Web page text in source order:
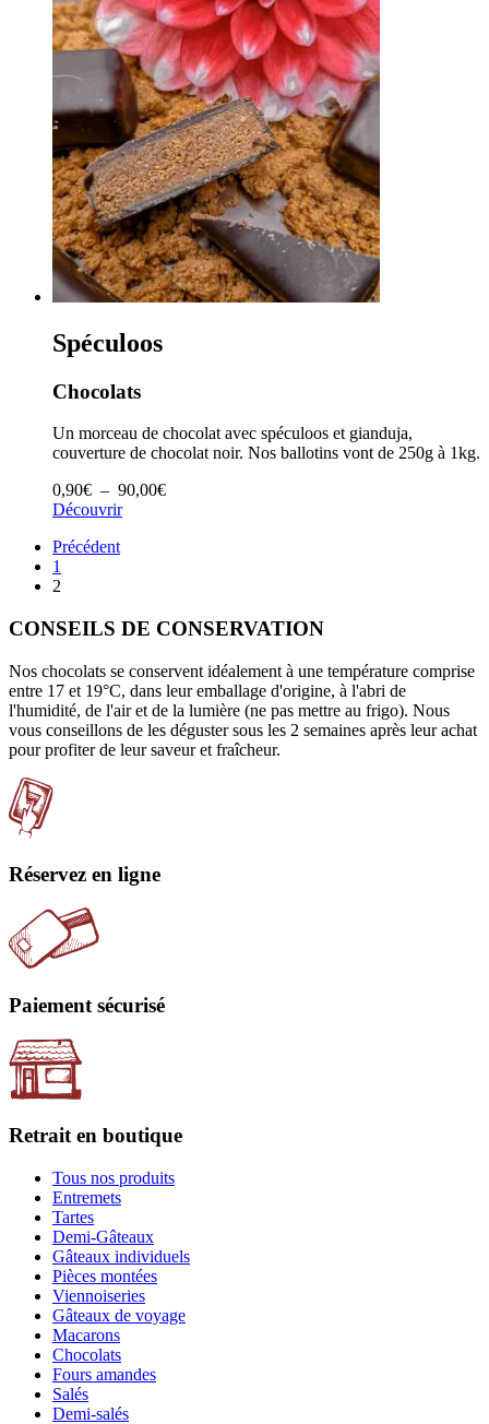
à
90,00€
Spéculoos
Chocolats
Un morceau de chocolat avec spéculoos et gianduja,
couverture de chocolat noir. Nos ballotins vont de 250g à 1kg.
0,90€ – 90,00€Plage
Découvrir
Précédent
1
2
CONSEILS DE CONSERVATION
Nos chocolats se conservent idéalement à une température comprise
entre 17 et 19°C, dans leur emballage d'origine, à l'abri de
l'humidité, de l'air et de la lumière (ne pas mettre au frigo). Nous
vous conseillons de les déguster sous les 2 semaines après leur achat
pour profiter de leur saveur et fraîcheur.
Réservez en ligne
Paiement sécurisé
Retrait en boutique
Tous nos produits
Entremets
Tartes
Demi-Gâteaux
Gâteaux individuels
Pièces montées
Viennoiseries
Gâteaux de voyage
Macarons
Chocolats
Fours amandes
Salés
Demi-salés